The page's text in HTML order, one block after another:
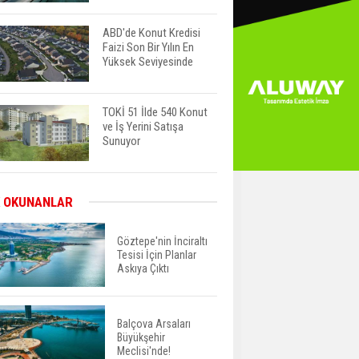
ABD'de Konut Kredisi
Faizi Son Bir Yılın En
Yüksek Seviyesinde
TOKİ 51 İlde 540 Konut
ve İş Yerini Satışa
Sunuyor
Öne Çıkıyor
TOKİ'nin Kiralık Sosyal
Konut Modeli Kiraları
Düşürür Mü?
İkinci El Konut Fiyatları
OKUNANLAR
Göztepe'nin İnciraltı
Tesisi İçin Planlar
Askıya Çıktı
Balçova Arsaları
Büyükşehir
Meclisi'nde!